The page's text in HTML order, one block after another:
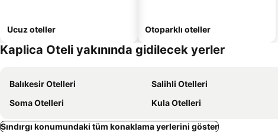
Ucuz oteller Otoparklı oteller
Kaplica Oteli yakınında gidilecek yerler
Balıkesir Otelleri Salihli Otelleri
Soma Otelleri
Kula Otelleri
Sındırgı konumundaki tüm konaklama yerlerini göster